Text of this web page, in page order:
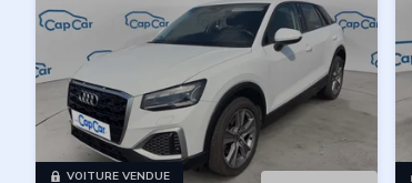
VOITURE VENDUE